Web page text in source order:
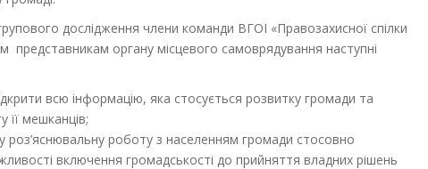
дослідження члени команди ВГОI «Правозахисної спілки
представникам органу місцевого самоврядування наступні
всю інформацію, яка стосується розвитку громади та
її мешканців;
роз’яснювальну роботу з населенням громади стосовно
включення громадськості до прийняття владних рішень